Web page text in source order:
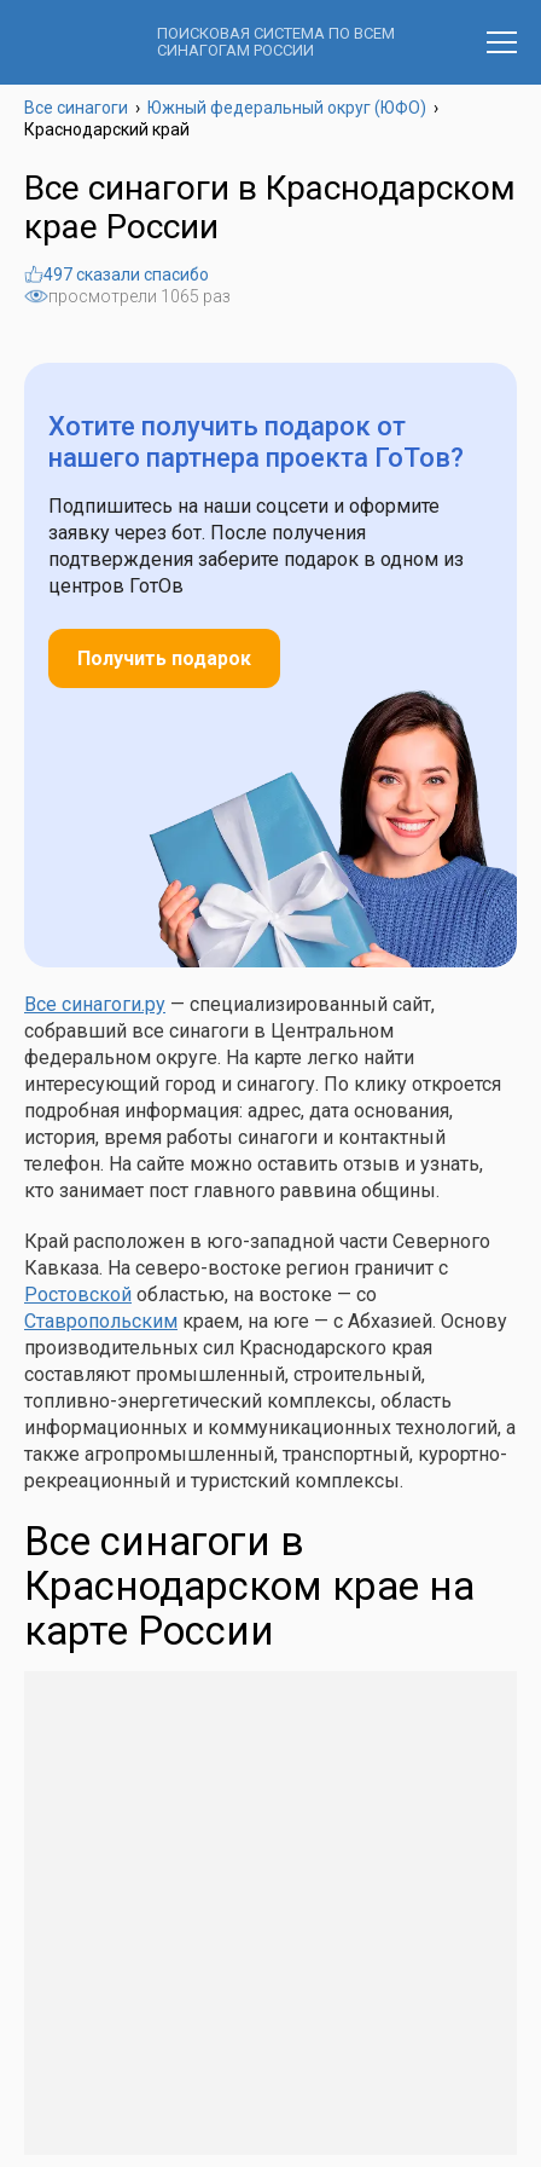
ПОИСКОВАЯ СИСТЕМА ПО ВСЕМ
СИНАГОГАМ РОССИИ
Все синагоги › Южный федеральный округ (ЮФО) ›
Краснодарский край
Все синагоги в Краснодарском
крае России
просмотрели 1065 раз
497 сказали спасибо
Хотите получить подарок от
нашего партнера проекта ГоТов?
Подпишитесь на наши соцсети и оформите
заявку через бот. После получения
подтверждения заберите подарок в одном из
центров ГотОв
Получить подарок
Все синагоги.ру — специализированный сайт,
собравший все синагоги в Центральном
федеральном округе. На карте легко найти
интересующий город и синагогу. По клику откроется
подробная информация: адрес, дата основания,
история, время работы синагоги и контактный
телефон. На сайте можно оставить отзыв и узнать,
кто занимает пост главного раввина общины.
Край расположен в юго-западной части Северного
Кавказа. На северо-востоке регион граничит с
Ростовской областью, на востоке — со
Ставропольским краем, на юге — с Абхазией. Основу
производительных сил Краснодарского края
составляют промышленный, строительный,
топливно-энергетический комплексы, область
информационных и коммуникационных технологий, а
также агропромышленный, транспортный, курортно-
рекреационный и туристский комплексы.
Все синагоги в
Краснодарском крае на
карте России